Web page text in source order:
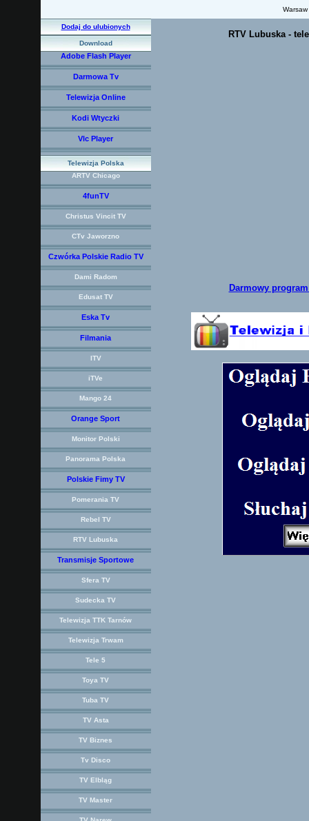
Dodaj do ulubionych
Download
Adobe Flash Player
Darmowa Tv
Telewizja Online
Kodi Wtyczki
Vlc Player
Telewizja Polska
ARTV Chicago
4funTV
Christus Vincit TV
CTv Jaworzno
Czwórka Polskie Radio TV
Dami Radom
Edusat TV
Eska Tv
Filmania
ITV
iTVe
Mango 24
Orange Sport
Monitor Polski
Panorama Polska
Polskie Fimy TV
Pomerania TV
Rebel TV
RTV Lubuska
Transmisje Sportowe
Sfera TV
Sudecka TV
Telewizja TTK Tarnów
Telewizja Trwam
Tele 5
Toya TV
Tuba TV
TV Asta
TV Biznes
Tv Disco
TV Elbląg
TV Master
RTV Lubuska -
Darmowy